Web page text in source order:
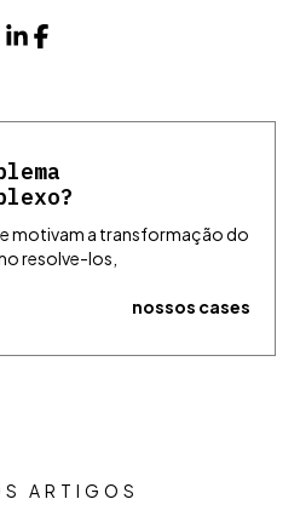
motivam a transformação do
resolve-los,
nossos cases
ARTIGOS